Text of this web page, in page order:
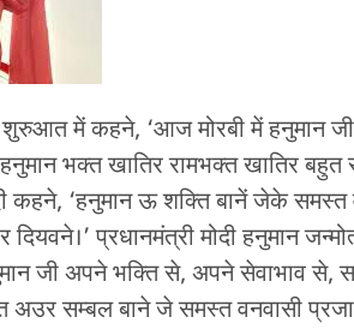
में कहने, ‘आज मोरबी में हनुमान जी
भक्त खातिर रामभक्त खातिर
कहने, ‘हनुमान ऊ शक्ति बानें जेके
प्रधानमंत्री मोदी हनुमान
जी अपने भक्ति से, अपने सेवाभाव से,
अउर सम्बल बाने जे समस्त वनवासी